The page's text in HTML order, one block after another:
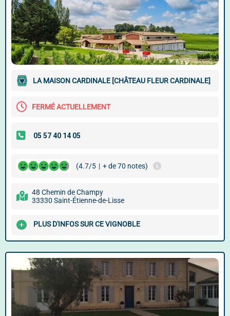
LA MAISON CARDINALE [CHÂTEAU FLEUR CARDINALE]
FERMÉ ACTUELLEMENT
(4.7/5 | + de 70 notes)
48 Chemin de Champy
33330 Saint-Étienne-de-Lisse
PLUS D'INFOS SUR CE VIGNOBLE